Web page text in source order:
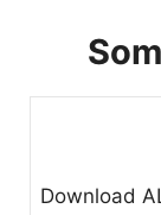
Download